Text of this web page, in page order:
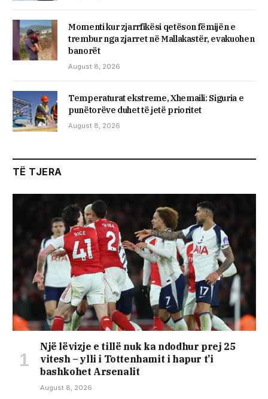
Momenti kur zjarrfikësi qetëson fëmijën e
trembur nga zjarret në Mallakastër, evakuohen
banorët
August 8, 2026
Temperaturat ekstreme, Xhemaili: Siguria e
punëtorëve duhet të jetë prioritet
August 8, 2026
TË TJERA
Një lëvizje e tillë nuk ka ndodhur prej 25
vitesh – ylli i Tottenhamit i hapur t’i
bashkohet Arsenalit
August 8, 2026